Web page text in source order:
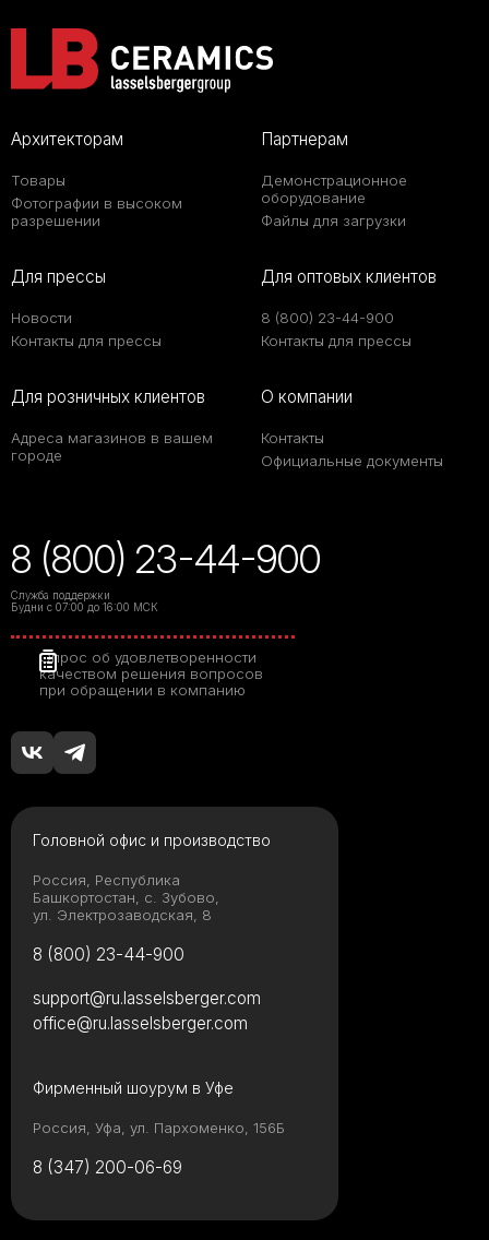
Архитекторам
Товары
Фотографии в высоком
разрешении
Партнерам
Демонстрационное
оборудование
Файлы для загрузки
Для прессы
Новости
Контакты для прессы
Для оптовых клиентов
8 (800) 23-44-900
Контакты для прессы
Для розничных клиентов
Адреса магазинов в вашем
городе
О компании
Контакты
Официальные документы
8 (800) 23-44-900
Служба поддержки
Будни с 07:00 до 16:00 МСК
Опрос об удовлетворенности
качеством решения вопросов
при обращении в компанию
Головной офис и производство
Россия, Республика
Башкортостан, с. Зубово,
ул. Электрозаводская, 8
8 (800) 23-44-900
Фирменный шоурум в Уфе
Россия, Уфа, ул. Пархоменко, 156Б
8 (347) 200-06-69
support@ru.lasselsberger.com
office@ru.lasselsberger.com